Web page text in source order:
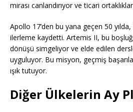
mirası canlandırıyor ve ticari
Apollo 17’den bu yana geçen 50
ilerleme kaydetti. Artemis II, bu
dönüşü simgeliyor ve elde edilen
uyguluyor. Bu misyon, geçmiş
ışık tutuyor.
Diğer Ülkelerin Ay